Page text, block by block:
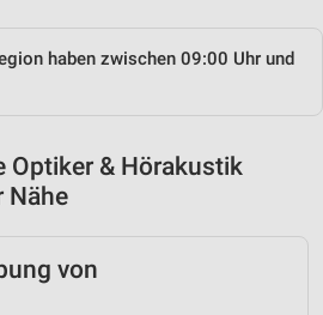
haben zwischen 09:00 Uhr und
Optiker & Hörakustik
Nähe
von